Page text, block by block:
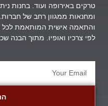
טרקים באירופה ועוד. בחנות
ומחנאות ממגוון רחב של
והתאמה אישית המותאמת לכל
לפי צרכיו ואופיו. מתוך הבנה